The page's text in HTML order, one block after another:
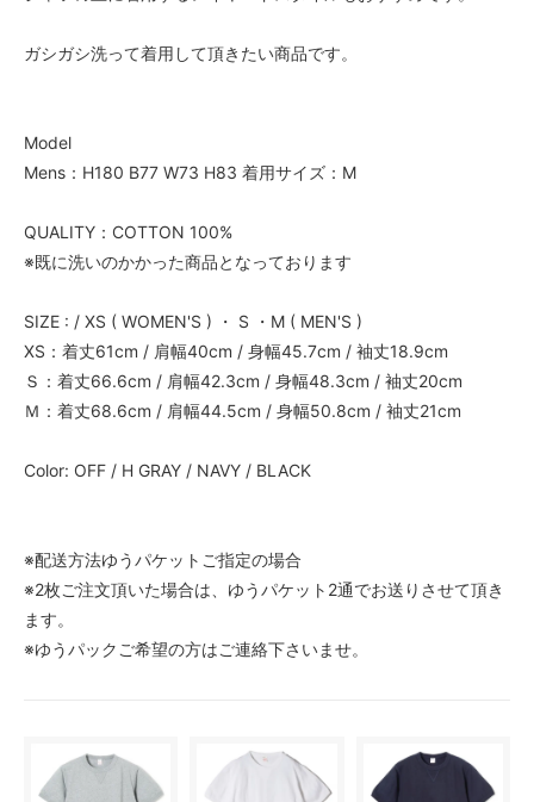
ガシガシ洗って着用して頂きたい商品です。
Model
Mens：H180 B77 W73 H83 着用サイズ：M
QUALITY：COTTON 100%
※既に洗いのかかった商品となっております
SIZE : / XS ( WOMEN'S ) ・ S ・M ( MEN'S )
XS：着丈61cm / 肩幅40cm / 身幅45.7cm / 袖丈18.9cm
Ｓ：着丈66.6cm / 肩幅42.3cm / 身幅48.3cm / 袖丈20cm
Ｍ：着丈68.6cm / 肩幅44.5cm / 身幅50.8cm / 袖丈21cm
Color: OFF / H GRAY / NAVY / BLACK
※配送方法ゆうパケットご指定の場合
※2枚ご注文頂いた場合は、ゆうパケット2通でお送りさせて頂き
ます。
※ゆうパックご希望の方はご連絡下さいませ。